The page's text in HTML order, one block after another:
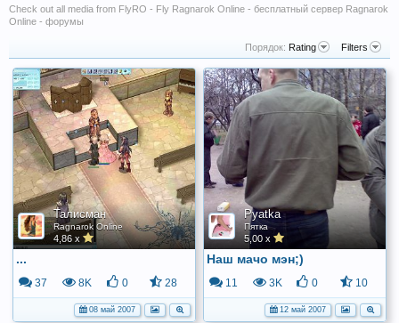
Check out all media from FlyRO - Fly Ragnarok Online - бесплатный сервер Ragnarok
Online - форумы
Порядок: Rating Filters
Талисман
Ragnarok Online
4,86 x
...
37 8K 0 28
08 май 2007
Pyatka
Пятка
5,00 x
Наш мачо мэн;)
11 3K 0 10
12 май 2007